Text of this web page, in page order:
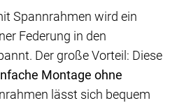
Spannrahmen wird ein
Federung in den
Der große Vorteil: Diese
Montage ohne
lässt sich bequem